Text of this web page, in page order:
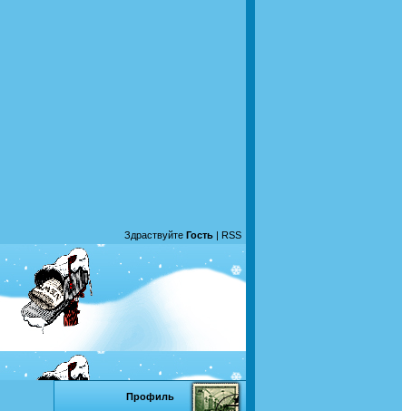
Здраствуйте Гость | RSS
Профиль